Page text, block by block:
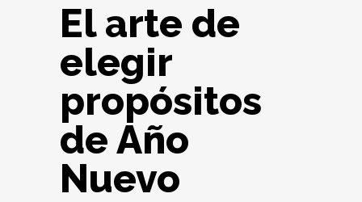
El arte de
elegir
propósitos
de Año
Nuevo